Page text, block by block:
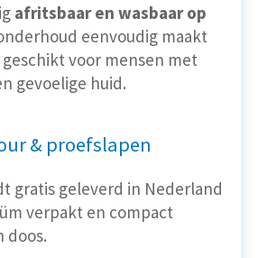
afritsbaar en wasbaar op
eenvoudig maakt
voor mensen met
gevoelige huid.
& proefslapen
gratis geleverd in Nederland
verpakt en compact
doos.